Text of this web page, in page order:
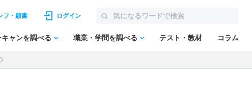
フ・願書 ログイン
ャンを調べる 職業・学問を調べる テスト・教材 コラム